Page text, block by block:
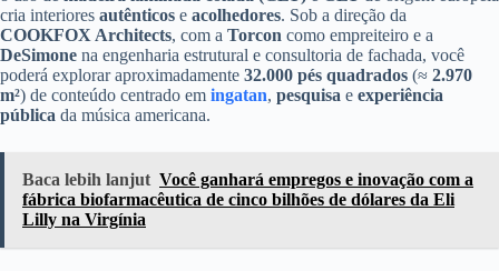
cria interiores autênticos e acolhedores. Sob a direção da
COOKFOX Architects, com a Torcon como empreiteiro e a
DeSimone na engenharia estrutural e consultoria de fachada, você
poderá explorar aproximadamente 32.000 pés quadrados (≈ 2.970
m²) de conteúdo centrado em ingatan, pesquisa e experiência
pública da música americana.
Baca lebih lanjut Você ganhará empregos e inovação com a
fábrica biofarmacêutica de cinco bilhões de dólares da Eli
Lilly na Virgínia